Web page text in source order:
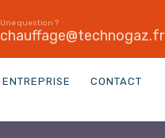
Une question ?
chauffage@technogaz.fr
ENTREPRISE CONTACT